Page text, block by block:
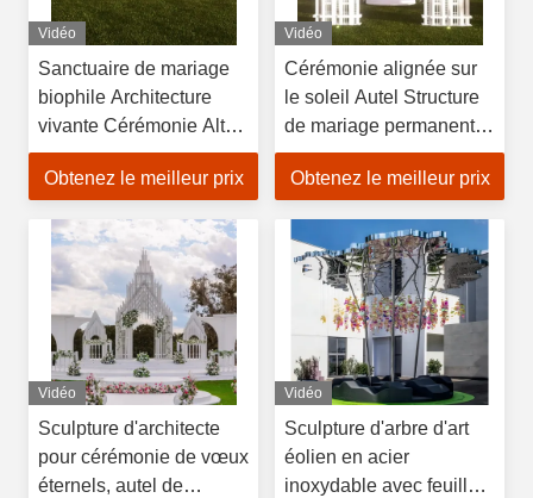
Vidéo
Sanctuaire de mariage
biophile Architecture
vivante Cérémonie Altar
avec plantation intégrée
Obtenez le meilleur prix
Vidéo
Cérémonie alignée sur
le soleil Autel Structure
de mariage permanente
avec lumière
saisonnière
Obtenez le meilleur prix
Vidéo
Sculpture d'architecte
pour cérémonie de vœux
éternels, autel de
Vidéo
Sculpture d'arbre d'art
éolien en acier
inoxydable avec feuilles